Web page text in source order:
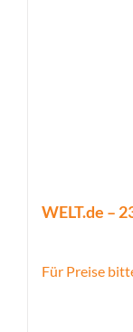
WELT.de –
Für Preise